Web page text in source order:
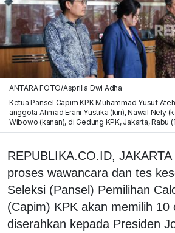
ANTARA FOTO/Asprilla Dwi Adha
Ketua Pansel Capim KPK Muhammad Yusuf
anggota Ahmad Erani Yustika (kiri), Nawal Nely
Wibowo (kanan), di Gedung KPK, Jakarta, Rabu
REPUBLIKA.CO.ID,
proses wawancara dan tes
Seleksi (Pansel) Pemilihan
(Capim) KPK akan memilih 10
diserahkan kepada Presiden